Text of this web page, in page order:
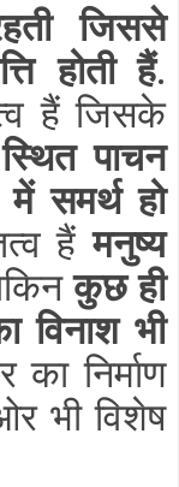
जिससे
होती हैं.
हैं जिसके
पाचन
समर्थ हो
हैंमनुष्य
कुछ ही
विनाश भी
का निर्माण
भी विशेष